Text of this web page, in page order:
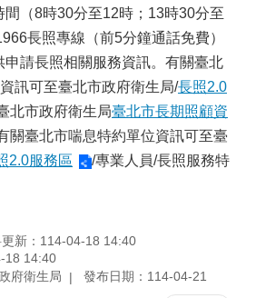
（8時30分至12時；13時30分至
長照專線（前5分鐘通話免費）
申請長照相關服務資訊。有關臺北
訊可至臺北市政府衛生局/長照2.0
北市政府衛生局臺北市長期照顧資
關臺北市喘息特約單位資訊可至臺
2.0服務區
/專業人員/長照服務特
更新：114-04-18 14:40
18 14:40
府衛生局
發布日期：114-04-21